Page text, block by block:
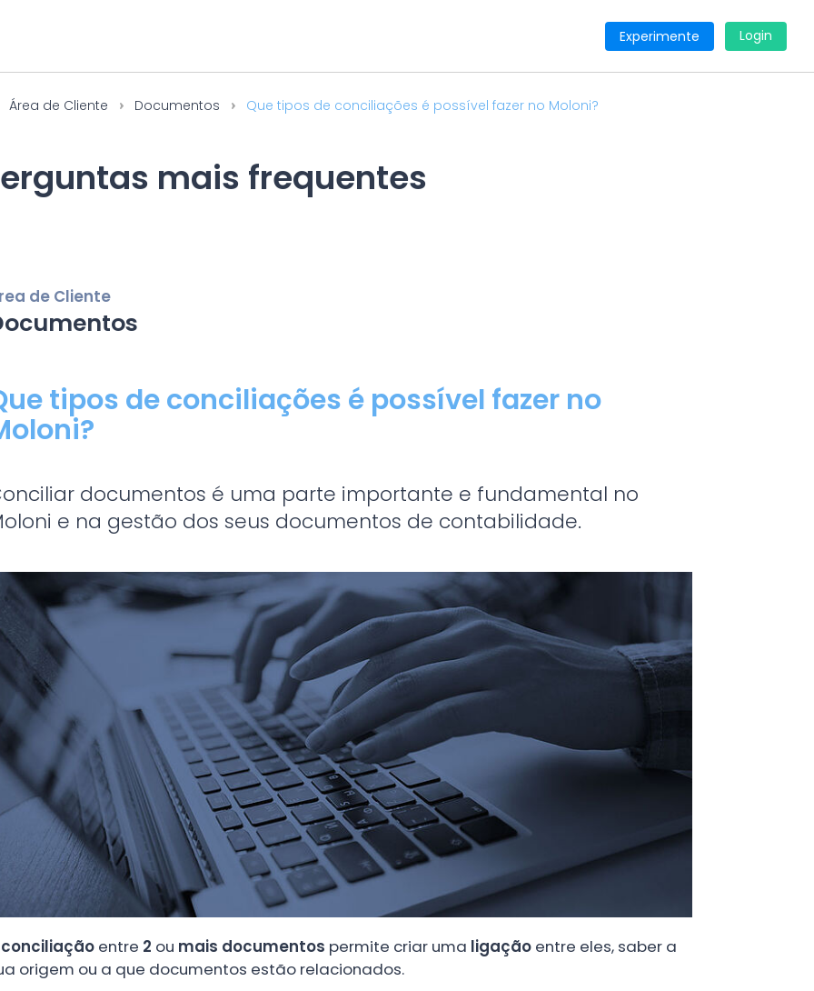
Experimente Login
Área de Cliente Documentos Que tipos de conciliações é possível fazer no Moloni?
mais frequentes
de Cliente
tipos de conciliações é possível fazer no
documentos é uma parte importante e fundamental no
e na gestão dos seus documentos de contabilidade.
conciliação entre 2 ou mais documentos permite criar uma ligação entre eles, saber a
origem ou a que documentos estão relacionados.